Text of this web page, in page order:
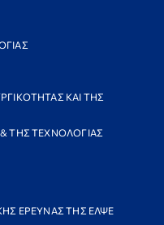
ΚΑΙ ΤΗΣ
ΤΗΣ ΤΕΧΝΟΛΟΓΙΑΣ
ΕΡΕΥΝΑΣ ΤΗΣ ΕΛΨΕ